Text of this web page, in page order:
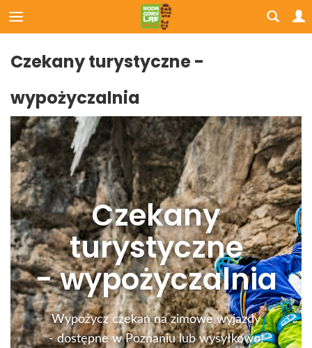
Czekany turystyczne -
wypożyczalnia
Czekany
turystyczne
- wypożyczalnia
Wypożycz czekan na zimowe wyjazdy
- dostępne w Poznaniu lub wysyłkowo!